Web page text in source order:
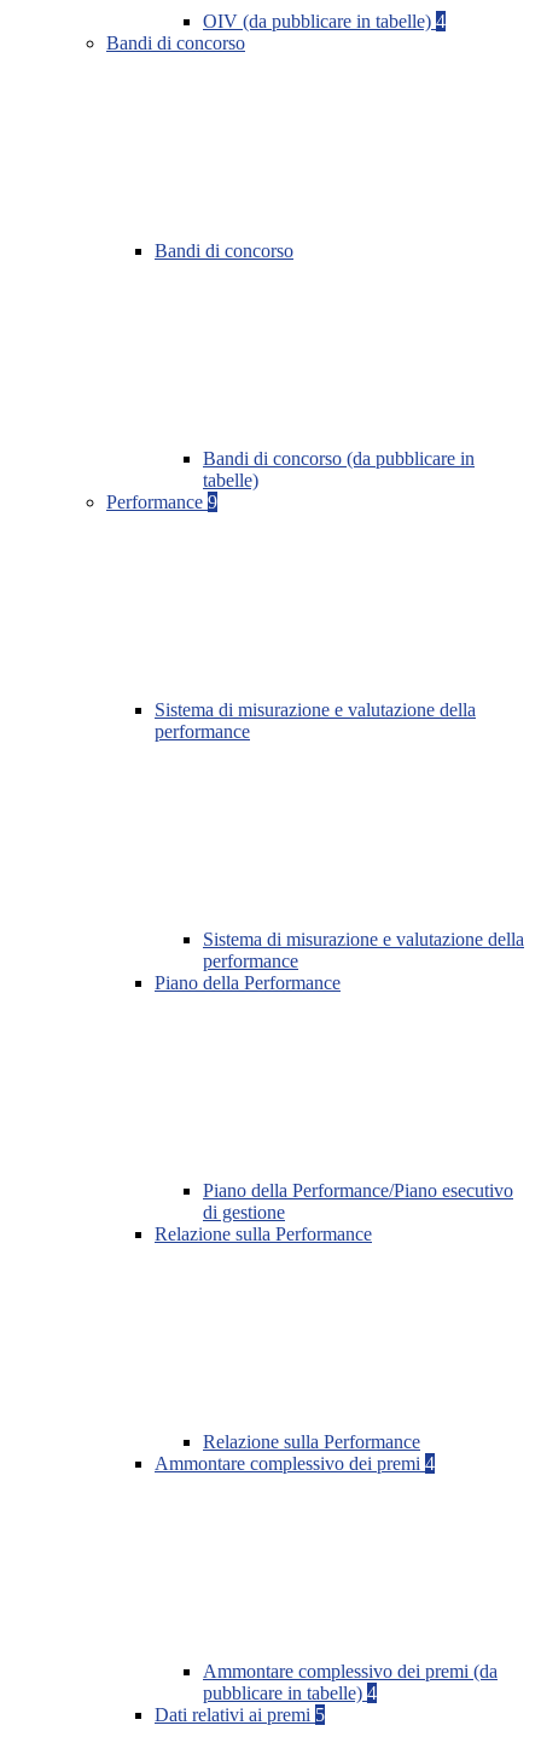
OIV (da pubblicare in tabelle) 4
Bandi di concorso
Bandi di concorso
Bandi di concorso (da pubblicare in
tabelle)
Performance 9
Sistema di misurazione e valutazione della
performance
Sistema di misurazione e valutazione della
performance
Piano della Performance
Piano della Performance/Piano esecutivo
di gestione
Relazione sulla Performance
Relazione sulla Performance
Ammontare complessivo dei premi 4
Ammontare complessivo dei premi (da
pubblicare in tabelle) 4
Dati relativi ai premi 5